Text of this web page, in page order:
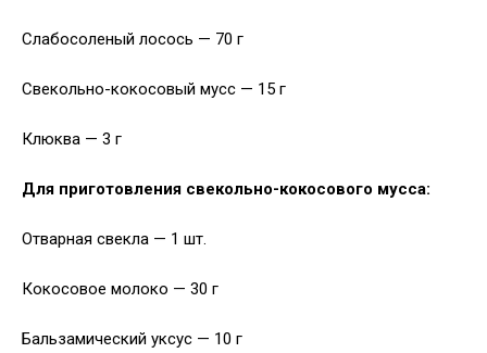
Слабосоленый лосось — 70 г
Свекольно-кокосовый мусс — 15 г
Клюква — 3 г
Для приготовления свекольно-кокосового мусса:
Отварная свекла — 1 шт.
Кокосовое молоко — 30 г
Бальзамический уксус — 10 г